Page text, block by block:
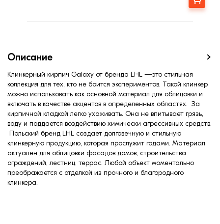
Рифленая
Описание
Клинкерный кирпич Galaxy от бренда LHL —это стильная
коллекция для тех, кто не боится экспериментов. Такой клинкер
можно использовать как основной материал для облицовки и
включать в качестве акцентов в определенных областях. За
кирпичной кладкой легко ухаживать. Она не впитывает грязь,
воду и поддается воздействию химически агрессивных средств.
Польский бренд LHL создает долговечную и стильную
клинкерную продукцию, которая прослужит годами. Материал
актуален для облицовки фасадов домов, строительства
ограждений, лестниц, террас. Любой объект моментально
преображается с отделкой из прочного и благородного
клинкера.